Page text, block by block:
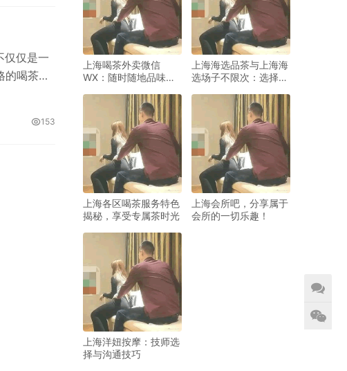
定的时
仅仅是一
喝茶服
造出宁
153
上海喝茶外卖微信
WX：随时随地品味好
上海海选品茶与上海海
选场子不限次：选择灵
上海各区喝茶服务特色
揭秘，享受专属茶时光
上海会所吧，分享属于
会所的一切乐趣！
上海洋妞按摩：技师选
择与沟通技巧